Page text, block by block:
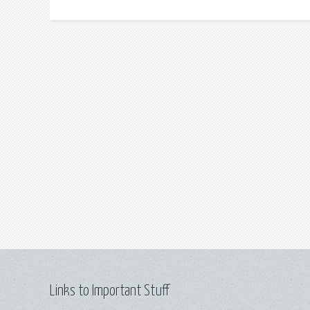
Links to Important Stuff